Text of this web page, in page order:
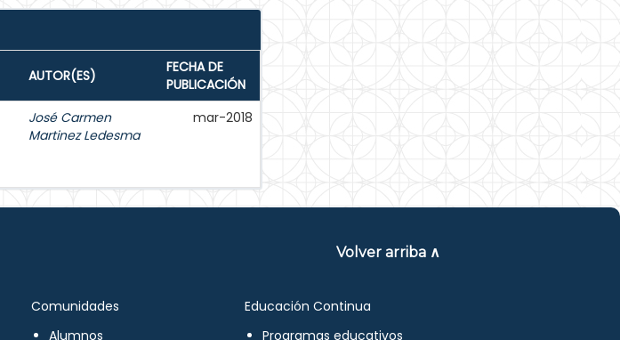
AUTOR(ES)
FECHA DE
PUBLICACIÓN
José Carmen
Martinez Ledesma
mar-2018
Volver arriba ∧
Comunidades
Alumnos
Educación Continua
Programas educativos